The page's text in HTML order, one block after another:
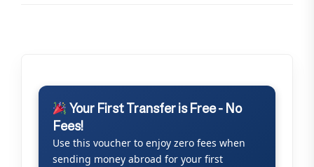
Your First Transfer is Free - No
Fees!
Use this voucher to enjoy zero fees when
sending money abroad for your first